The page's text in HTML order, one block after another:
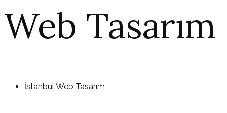
Web Tasarım
İstanbul Web Tasarım